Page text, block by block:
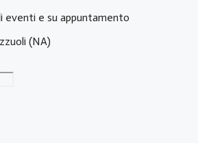
eventi e su appuntamento
(NA)